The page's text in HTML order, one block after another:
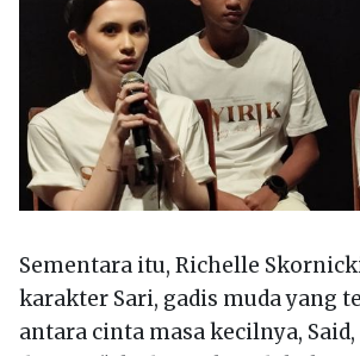
Sementara itu, Richelle
karakter Sari, gadis muda yang
antara cinta masa kecilnya,